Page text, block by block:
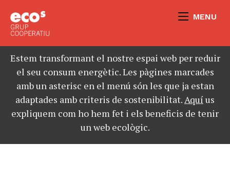
MENU
Estem transformant el nostre espai web per reduir
el seu consum energètic. Les pàgines marcades
amb un asterisc en el menú són les que ja estan
adaptades amb criteris de sostenibilitat.Aquíus
expliquem com ho hem fet i els beneficis de tenir
un web ecològic.